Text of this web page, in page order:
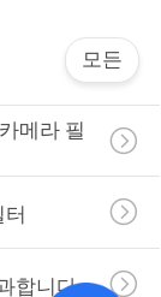
모든
메라 필
터
합니다